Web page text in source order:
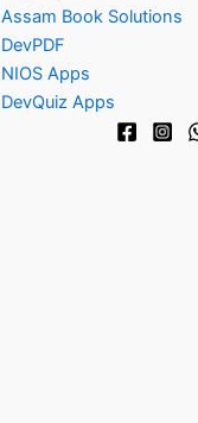
Assam Book Solutions
DevPDF
NIOS Apps
DevQuiz Apps